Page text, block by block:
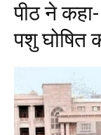
पीठ ने कहा-
पशु